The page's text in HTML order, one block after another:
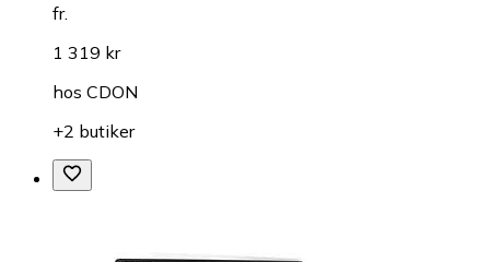
fr.
1 319 kr
hos CDON
+2 butiker